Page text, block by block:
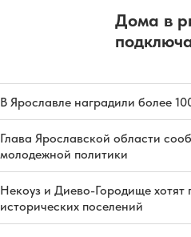
Дома в
В Ярославле наградили более
Глава Ярославской области
молодежной политики
Некоуз и Диево-Городище хотят
исторических поселений